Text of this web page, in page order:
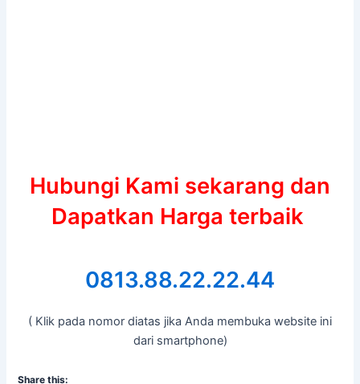
Hubungi Kami sekarang dan
Dapatkan Harga terbaik
0813.88.22.22.44
( Klik pada nomor diatas jika Anda membuka website ini
dari smartphone)
Share this: